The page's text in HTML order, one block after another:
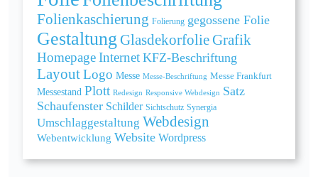
Folienkaschierung Folierung gegossene Folie
Gestaltung Glasdekorfolie Grafik
HomepageInternet KFZ-Beschriftung
LayoutLogo Messe Messe-Beschriftung Messe Frankfurt
Messestand Plott Redesign Responsive Webdesign Satz
Schaufenster Schilder Sichtschutz Synergia
Umschlaggestaltung Webdesign
Webentwicklung Website Wordpress